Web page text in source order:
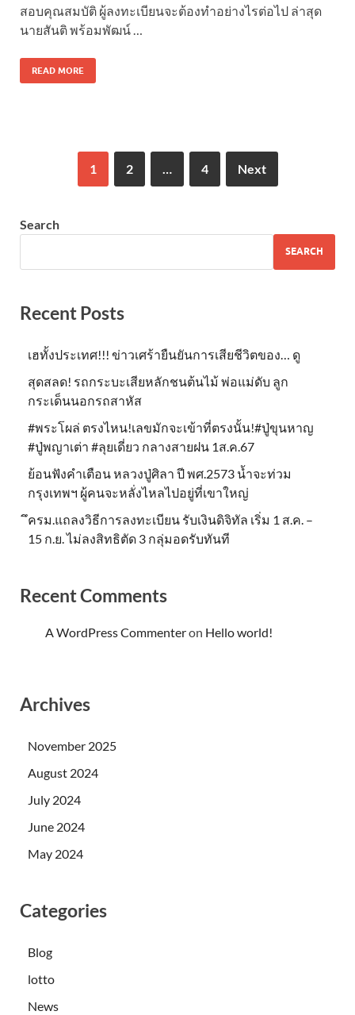
สอบคุณสมบัติ ผู้ลงทะเบียนจะต้องทำอย่างไรต่อไป ล่าสุด
นายสันติ พร้อมพัฒน์ …
READ MORE
1 2 … 4 Next
Search
SEARCH
Recent Posts
เฮทั้งประเทศ!!! ข่าวเศร้ายืนยันการเสียชีวิตของ… ดู
สุดสลด! รถกระบะเสียหลักชนต้นไม้ พ่อแม่ดับ ลูก
กระเด็นนอกรถสาหัส
#พระโผล่ ตรงไหน!เลขมักจะเข้าที่ตรงนั้น!#ปู่ขุนหาญ
#ปู่พญาเต่า #ลุยเดี่ยว กลางสายฝน 1ส.ค.67
ย้อนฟังคำเตือน หลวงปู่ศิลา ปี พศ.2573 น้ำจะท่วม
กรุงเทพฯ ผู้คนจะหลั่งไหลไปอยู่ที่เขาใหญ่
ึครม.แถลงวิธีการลงทะเบียน รับเงินดิจิทัล เริ่ม 1 ส.ค. –
15 ก.ย. ไม่ลงสิทธิตัด 3 กลุ่มอดรับทันที
Recent Comments
A WordPress Commenteron Hello world!
Archives
November 2025
August 2024
July 2024
June 2024
May 2024
Categories
Blog
lotto
News